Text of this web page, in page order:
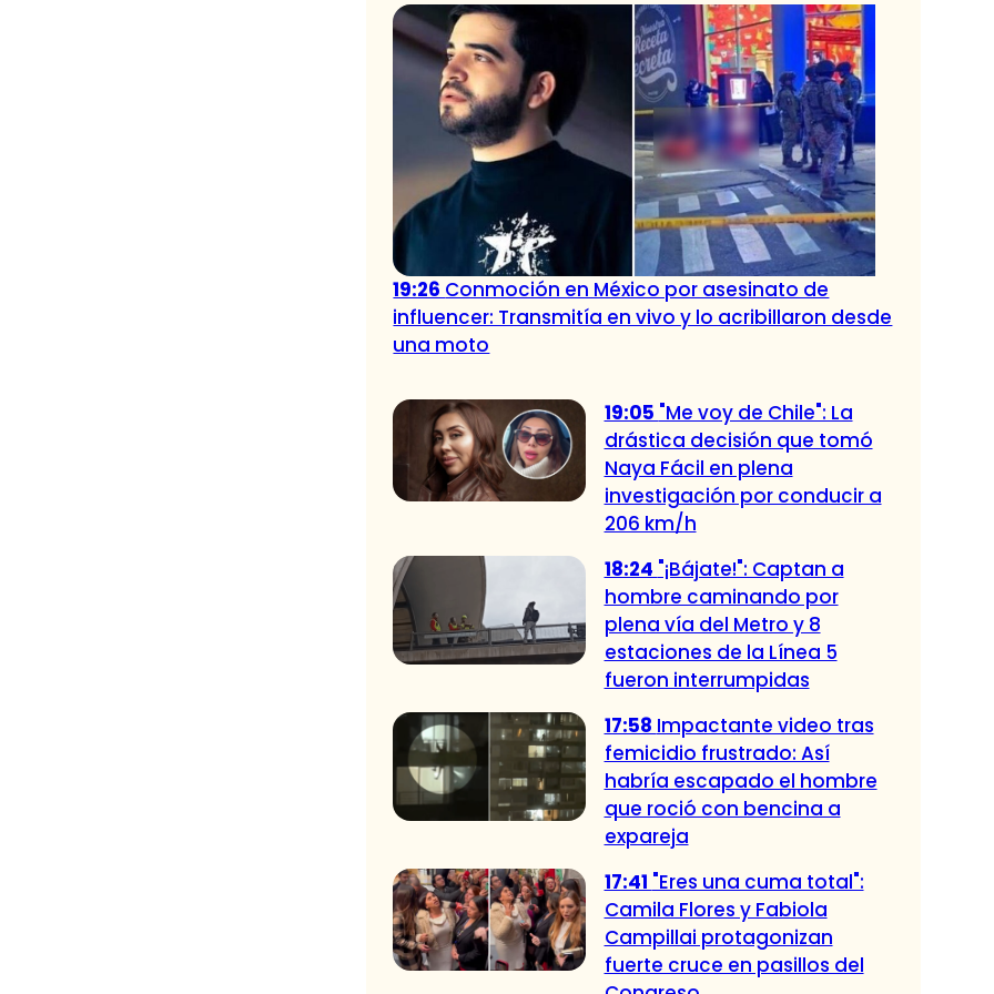
19:26 Conmoción en México por asesinato de
influencer: Transmitía en vivo y lo acribillaron desde
una moto
19:05 "Me voy de Chile": La
drástica decisión que tomó
Naya Fácil en plena
investigación por conducir a
206 km/h
18:24 "¡Bájate!": Captan a
hombre caminando por
plena vía del Metro y 8
estaciones de la Línea 5
fueron interrumpidas
17:58 Impactante video tras
femicidio frustrado: Así
habría escapado el hombre
que roció con bencina a
expareja
17:41 "Eres una cuma total":
Camila Flores y Fabiola
Campillai protagonizan
fuerte cruce en pasillos del